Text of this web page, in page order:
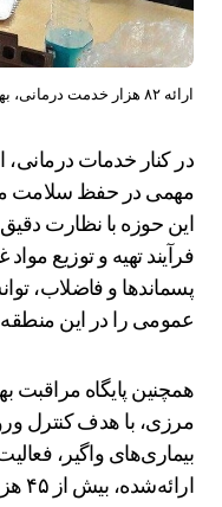
ارائه ۸۲ هزار خدمت درمانی، بهداشتی رایگان به اتباع افغانستانی
در کنار خدمات
مهمی در حفظ سلامت
این حوزه با نظارت
فرآیند تهیه و توزیع
پسماندها و فاضلاب،
عمومی را در این منطقه
همچنین پایگاه
مرزی، با هدف کنترل
بیماری‌های واگیر،